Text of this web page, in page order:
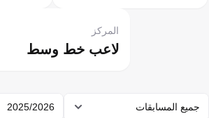
لاعب خط وسط
المركز
جميع المسابقات 2025/2026